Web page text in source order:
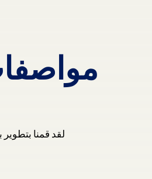
لقد قمنا بتطوير